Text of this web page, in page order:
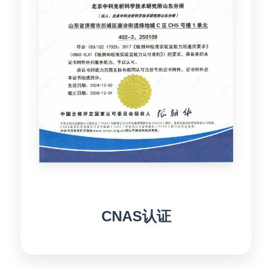
CNAS认证